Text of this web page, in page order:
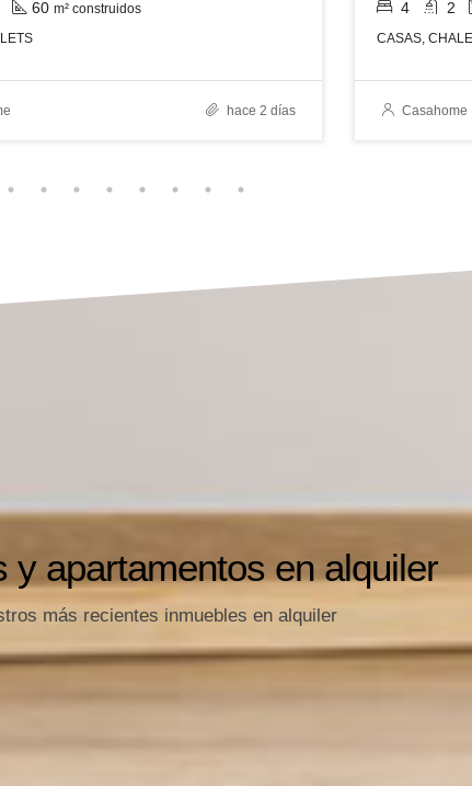
60 m² construidos
hace 2 días
4 2
CASAS,
Casahome
y apartamentos en alquiler
más recientes inmuebles en alquiler